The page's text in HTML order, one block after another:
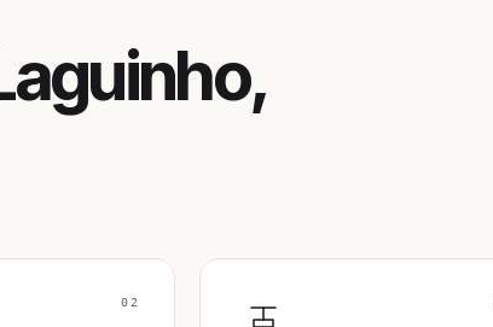
02